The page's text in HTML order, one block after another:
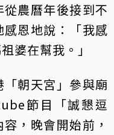
農曆年後接到不
恩地說：「我感
婆在幫我。」
朝天宮」參與廟
節目「誠懇逗
，晚會開始前，